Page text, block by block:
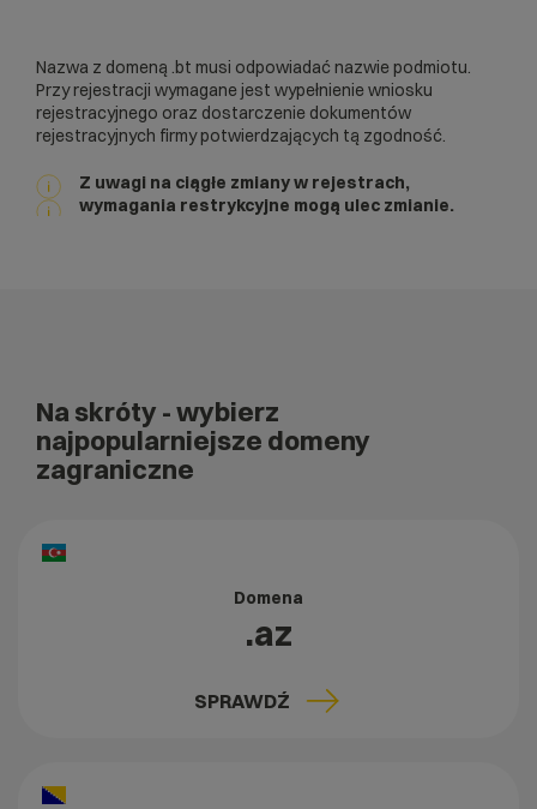
Nazwa z domeną .bt musi odpowiadać nazwie podmiotu.
Przy rejestracji wymagane jest wypełnienie wniosku
rejestracyjnego oraz dostarczenie dokumentów
rejestracyjnych firmy potwierdzających tą zgodność.
Z uwagi na ciągłe zmiany w rejestrach,
wymagania restrykcyjne mogą ulec zmianie.
Na skróty - wybierz
najpopularniejsze domeny
zagraniczne
Domena
.az
SPRAWDŹ